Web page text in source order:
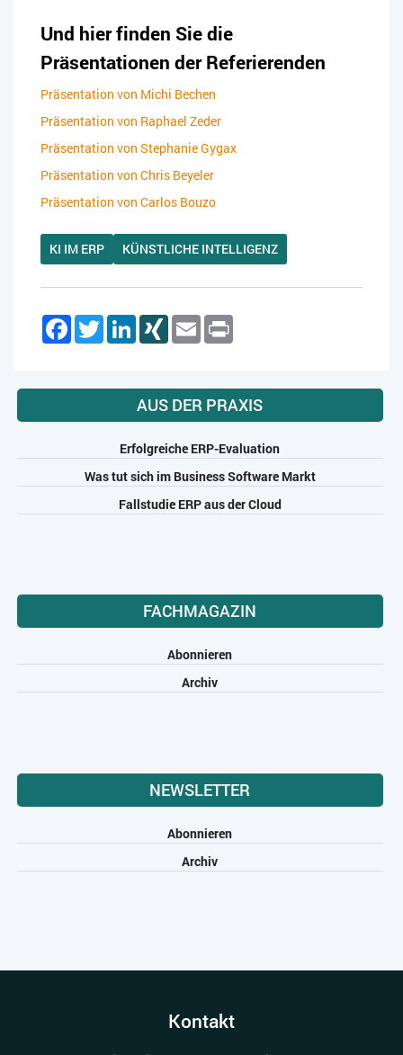
Und hier finden Sie die
Präsentationen der Referierenden
Präsentation von Michi Bechen
Präsentation von Raphael Zeder
Präsentation von Stephanie Gygax
Präsentation von Chris Beyeler
Präsentation von Carlos Bouzo
KI IM ERP KÜNSTLICHE INTELLIGENZ
Facebook
TwitterLinkedInXING Email
AUS DER PRAXIS
Erfolgreiche ERP-Evaluation
Was tut sich im Business Software Markt
Fallstudie ERP aus der Cloud
FACHMAGAZIN
Abonnieren
Archiv
NEWSLETTER
Abonnieren
Archiv
Kontakt